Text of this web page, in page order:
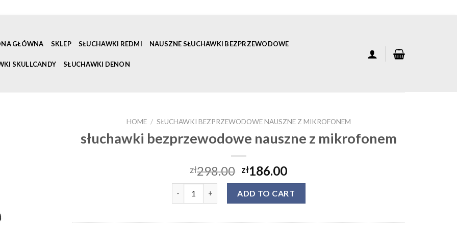
GŁÓWNA SKLEP SŁUCHAWKI REDMI NAUSZNE SŁUCHAWKI BEZPRZEWODOWE
SKULLCANDY SŁUCHAWKI DENON
HOME / SŁUCHAWKI BEZPRZEWODOWE NAUSZNE Z MIKROFONEM
słuchawki bezprzewodowe nauszne z mikrofonem
zł298.00 zł186.00
ADD TO CART